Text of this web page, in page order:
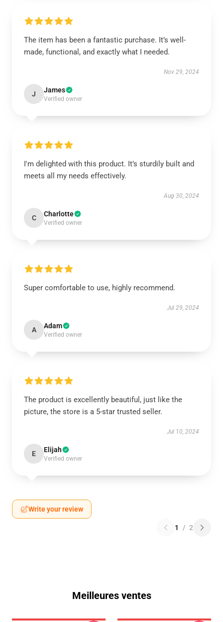
The item has been a fantastic purchase. It’s well-
made, functional, and exactly what I needed.
Nov 29, 2024
J James
Verified owner
I'm delighted with this product. It’s sturdily built and
meets all my needs effectively.
Aug 30, 2024
C Charlotte
Verified owner
Super comfortable to use, highly recommend.
Jul 29, 2024
A Adam
Verified owner
The product is excellently beautiful, just like the
picture, the store is a 5-star trusted seller.
Jul 10, 2024
E Elijah
Verified owner
Write your review
1 / 2
Meilleures ventes